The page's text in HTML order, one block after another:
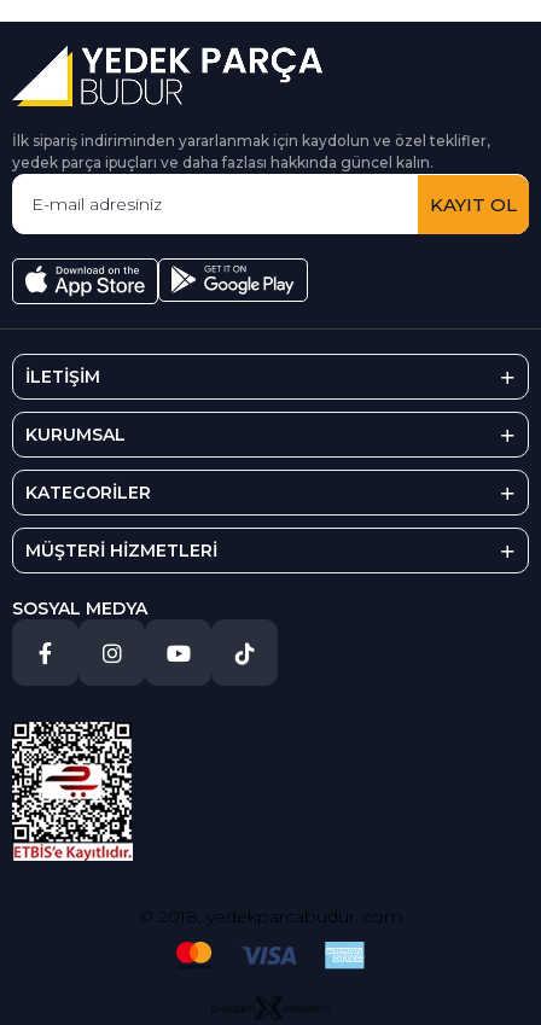
İlk sipariş indiriminden yararlanmak için kaydolun ve özel teklifler,
yedek parça ipuçları ve daha fazlası hakkında güncel kalın.
KAYIT OL
İLETİŞİM
KURUMSAL
KATEGORİLER
MÜŞTERİ HİZMETLERİ
SOSYAL MEDYA
© 2018, yedekparcabudur..com